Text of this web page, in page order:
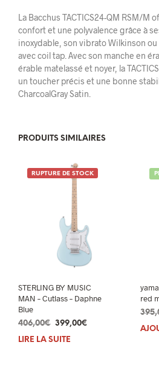
La Bacchus TACTICS24-QM RSM/M
confort et une polyvalence grâce à
inoxydable, son vibrato Wilkinson
avec coil tap. Avec son manche en
érable matelassé et noyer, la
un toucher précis et une bonne
CharcoalGray Satin.
PRODUITS SIMILAIRES
RUPTURE DE STOCK
STERLING BY MUSIC
MAN – Cutlass – Daphne
Blue
406,00€ Le
prix
399,00€
LIRE LA SUITE
red